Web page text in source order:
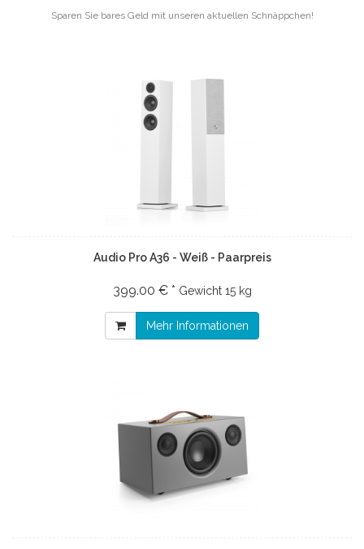
Sparen Sie bares Geld mit unseren aktuellen Schnäppchen!
Audio Pro A36 - Weiß - Paarpreis
399.00 € * Gewicht 15 kg
Mehr Informationen